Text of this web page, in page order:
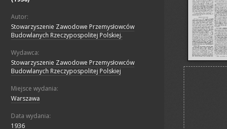
Autor:
Stowarzyszenie Zawodowe Przemysłowców
Budowlanych Rzeczypospolitej Polskiej.
Wydawca:
Stowarzyszenie Zawodowe Przemysłowców
Budowlanych Rzeczypospolitej Polskiej
Miejsce wydania:
Warszawa
Data wydania:
1936